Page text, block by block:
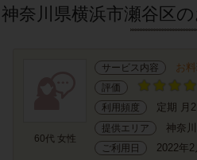
神奈川県横浜市瀬谷区
60代 女性
サービス内容 お
評価
利用頻度
定期 月2
提供エリア 神奈
ご利用日 2022年